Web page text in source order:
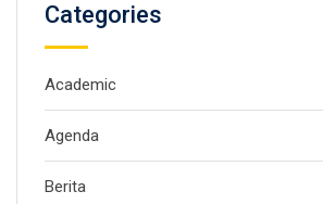
Categories
Academic
Agenda
Berita